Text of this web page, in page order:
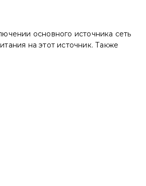
основного источника сеть
на этот источник. Также